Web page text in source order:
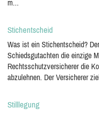
m...
Stichentscheid
Was ist ein Stichentscheid?
Schiedsgutachten die einzige
Rechtsschutzversicherer die
abzulehnen. Der Versicherer
Stilllegung